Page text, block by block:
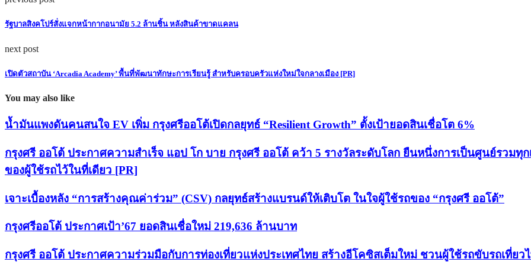
รัฐบาลสิงคโปร์สั่งแจกหน้ากากอนามัย 5.2 ล้านชิ้น หลังสินค้าขาดแคลน
next post
เปิดตัวสถาบัน ‘Arcadia Academy’ พื้นที่พัฒนาทักษะการเรียนรู้ สำหรับครอบครัวแห่งใหม่ใจกลางเมือง [PR]
You may also like
น้ำมันแพงดันคนสนใจ EV เพิ่ม กรุงศรีออโต้เปิดกลยุทธ์ “Resilient Growth” ตั้งเป้ายอดสินเชื่อโต 6%
กรุงศรี ออโต้ ประกาศความสำเร็จ แอป โก บาย กรุงศรี ออโต้ คว้า 5 รางวัลระดับโลก ยืนหนึ่งการเป็นศูนย์รวมทุก
ของผู้ใช้รถไว้ในที่เดียว [PR]
เจาะเบื้องหลัง “การสร้างคุณค่าร่วม” (CSV) กลยุทธ์สร้างแบรนด์ให้เติบโต ในใจผู้ใช้รถของ “กรุงศรี ออโต้”
กรุงศรีออโต้ ประกาศเป้า’67 ยอดสินเชื่อใหม่ 219,636 ล้านบาท
กรุงศรี ออโต้ ประกาศความร่วมมือกับการท่องเที่ยวแห่งประเทศไทย สร้างอีโคซิสเต็มใหม่ ชวนผู้ใช้รถขับรถเที่ยว